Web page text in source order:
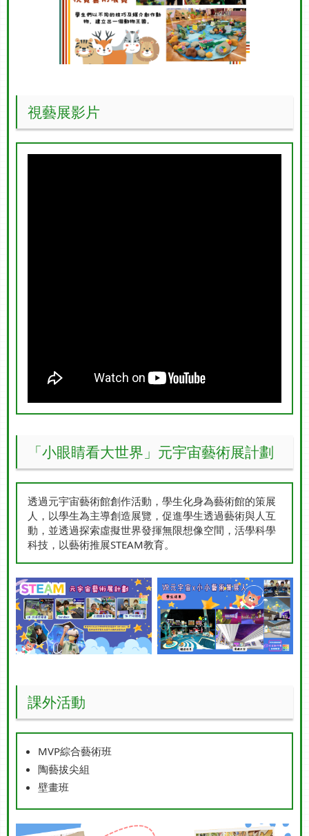
視藝展影片
「小眼睛看大世界」元宇宙藝術展計劃
透過元宇宙藝術館創作活動，學生化身為藝術館的策展
人，以學生為主導創造展覽，促進學生透過藝術與人互
動，並透過探索虛擬世界發揮無限想像空間，活學科學
科技，以藝術推展STEAM教育。
課外活動
MVP綜合藝術班
陶藝拔尖組
壁畫班